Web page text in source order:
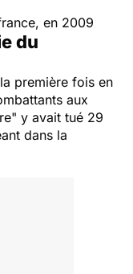
en 2009
du
première fois en
aux
y avait tué 29
dans la